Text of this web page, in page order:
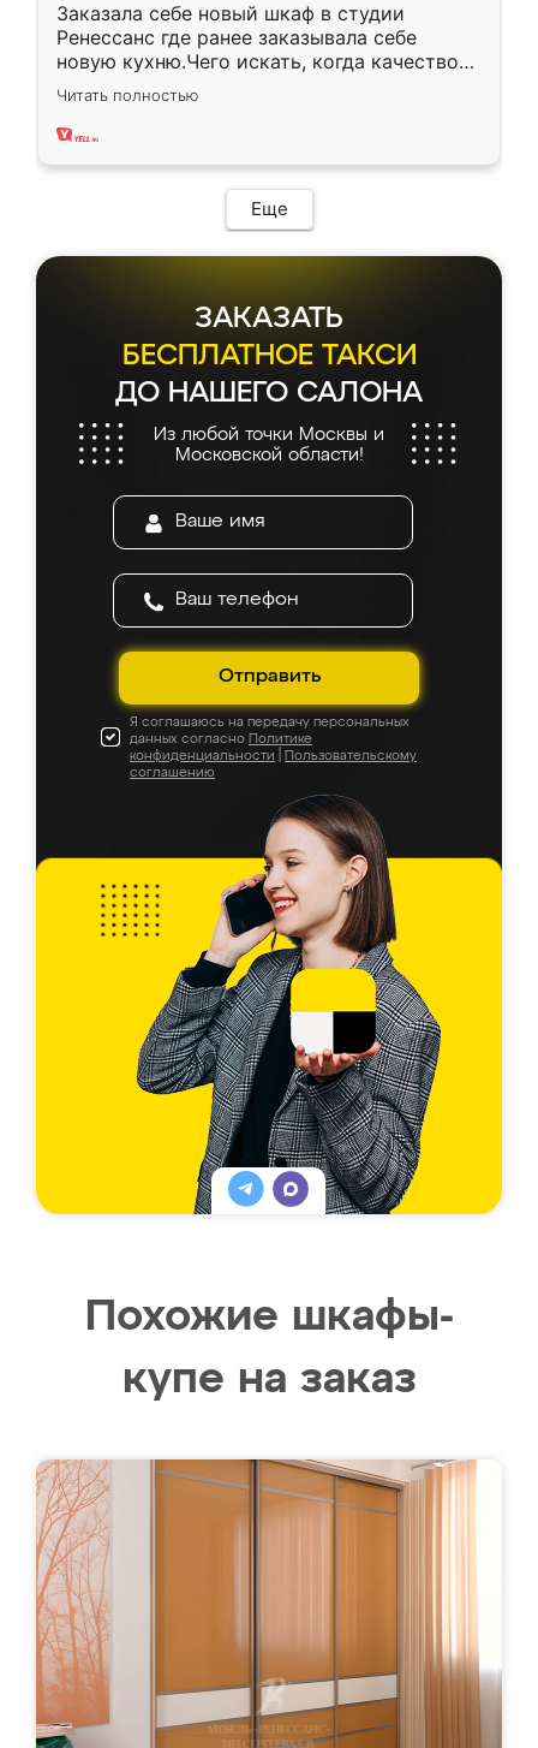
Заказала себе новый шкаф в студии
Ренессанс где ранее заказывала себе
новую кухню.Чего искать, когда качеством
вполне довольна. Служит кухня уже почти
два года, нареканий нет.
Читать полностью
Еще
ЗАКАЗАТЬ
БЕСПЛАТНОЕ ТАКСИ
ДО НАШЕГО САЛОНА
Из любой точки Москвы и
Московской области!
Отправить
Я соглашаюсь на передачу персональных
данных согласно Политике
конфиденциальности
Пользовательскому
соглашению
Похожие шкафы-
купе на заказ